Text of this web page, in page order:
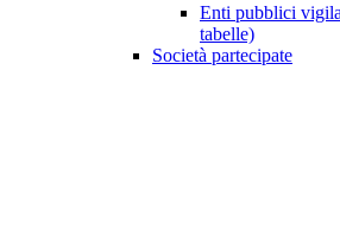
Enti pubblici
tabelle)
Società partecipate